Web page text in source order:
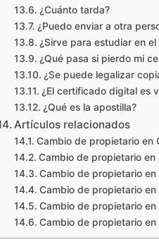
¿Cuánto tarda?
¿Puedo enviar a otra
¿Sirve para estudiar en
¿Qué pasa si pierdo mi
¿Se puede legalizar
¿El certificado digital es
¿Qué es la apostilla?
Artículos relacionados
Cambio de propietario en
Cambio de propietario
Cambio de propietario
Cambio de propietario
Cambio de propietario
Cambio de propietario